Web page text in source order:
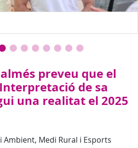
preveu que el
de sa
una realitat el 2025
Medi Rural i Esports